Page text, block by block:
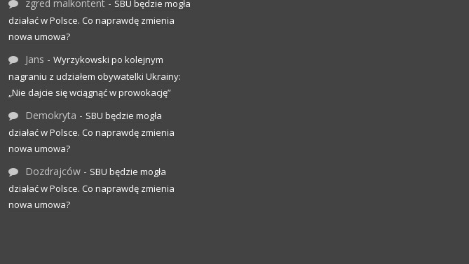
zgred malkontent - SBU będzie mogła
działać w Polsce. Co naprawdę zmienia
nowa umowa?
Jans - Wyrzykowski po kolejnym
nagraniu z udziałem obywatelki Ukrainy:
„Nie dajcie się wciągnąć w prowokację”
Demokryta - SBU będzie mogła
działać w Polsce. Co naprawdę zmienia
nowa umowa?
Dozdrajców - SBU będzie mogła
działać w Polsce. Co naprawdę zmienia
nowa umowa?